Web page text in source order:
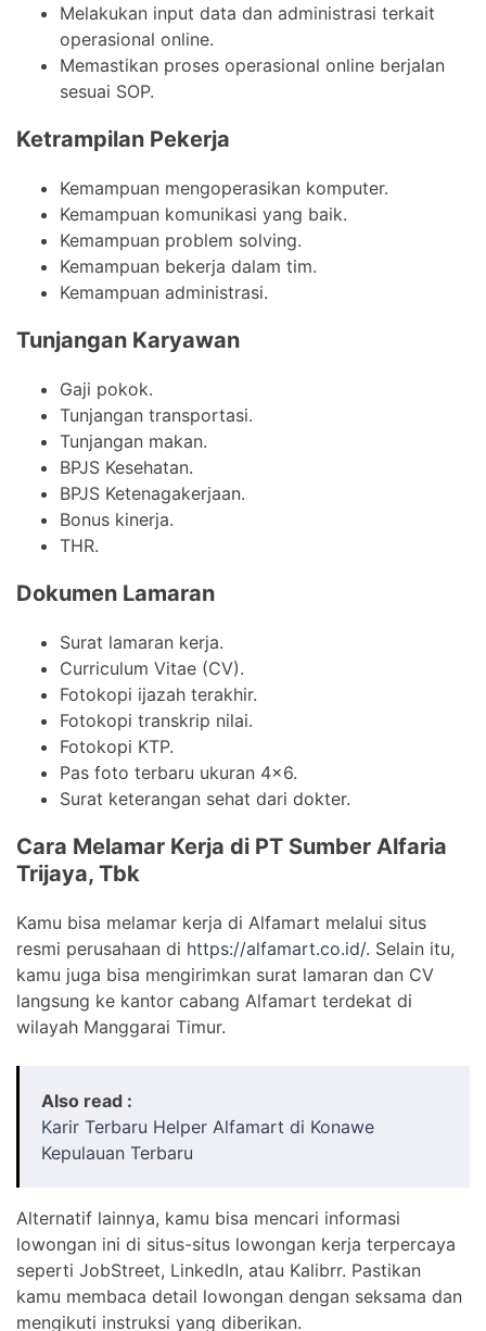
Melakukan input data dan administrasi terkait
operasional online.
Memastikan proses operasional online berjalan
sesuai SOP.
Ketrampilan Pekerja
Kemampuan mengoperasikan komputer.
Kemampuan komunikasi yang baik.
Kemampuan problem solving.
Kemampuan bekerja dalam tim.
Kemampuan administrasi.
Tunjangan Karyawan
Gaji pokok.
Tunjangan transportasi.
Tunjangan makan.
BPJS Kesehatan.
BPJS Ketenagakerjaan.
Bonus kinerja.
THR.
Dokumen Lamaran
Surat lamaran kerja.
Curriculum Vitae (CV).
Fotokopi ijazah terakhir.
Fotokopi transkrip nilai.
Fotokopi KTP.
Pas foto terbaru ukuran 4×6.
Surat keterangan sehat dari dokter.
Cara Melamar Kerja di PT Sumber Alfaria
Trijaya, Tbk
Kamu bisa melamar kerja di Alfamart melalui situs
resmi perusahaan di https://alfamart.co.id/. Selain itu,
kamu juga bisa mengirimkan surat lamaran dan CV
langsung ke kantor cabang Alfamart terdekat di
wilayah Manggarai Timur.
Also read :
Karir Terbaru Helper Alfamart di Konawe
Kepulauan Terbaru
Alternatif lainnya, kamu bisa mencari informasi
lowongan ini di situs-situs lowongan kerja terpercaya
seperti JobStreet, LinkedIn, atau Kalibrr. Pastikan
kamu membaca detail lowongan dengan seksama dan
mengikuti instruksi yang diberikan.